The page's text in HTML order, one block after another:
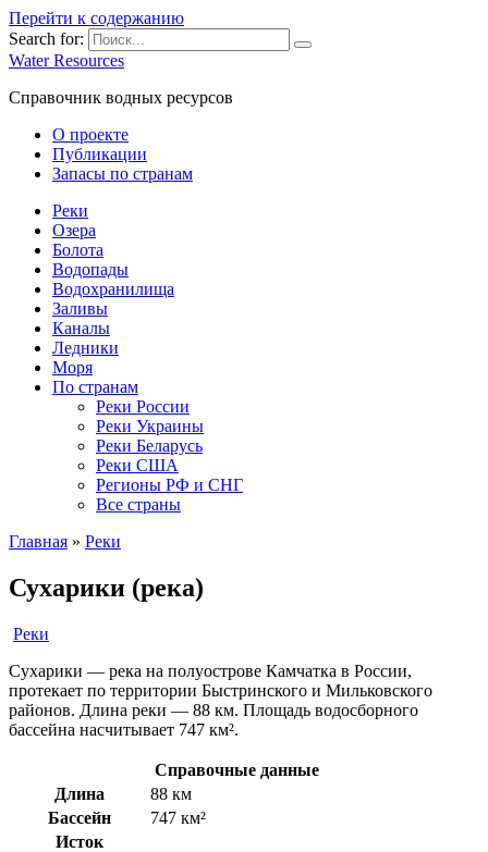
Перейти к содержанию
Search for:
Water Resources
Справочник водных ресурсов
О проекте
Публикации
Запасы по странам
Реки
Озера
Болота
Водопады
Водохранилища
Заливы
Каналы
Ледники
Моря
По странам
Реки России
Реки Украины
Реки Беларусь
Реки США
Регионы РФ и СНГ
Все страны
Главная » Реки
Сухарики (река)
Реки
Сухарики — река на полуострове Камчатка в России,
протекает по территории Быстринского и Мильковского
районов. Длина реки — 88 км. Площадь водосборного
бассейна насчитывает 747 км².
Справочные данные
Длина
88 км
Бассейн
747 км²
Исток